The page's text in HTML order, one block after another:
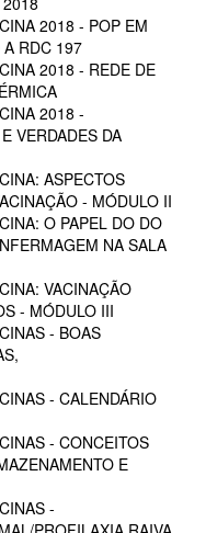
2018 - POP EM
RDC 197
2018 - REDE DE
2018 -
VERDADES DA
ASPECTOS
- MÓDULO II
O PAPEL DO DO
NA SALA
VACINAÇÃO
- MÓDULO III
- BOAS
- CALENDÁRIO
- CONCEITOS
E
-